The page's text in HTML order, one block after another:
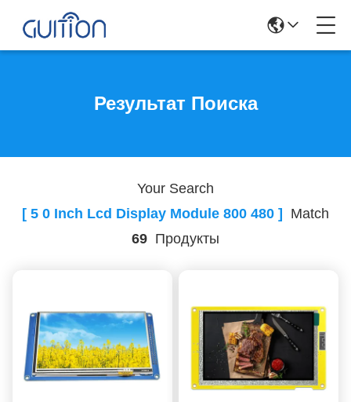
Результат Поиска
Your Search
[ 5 0 Inch Lcd Display Module 800 480 ]
Match
69 Продукты